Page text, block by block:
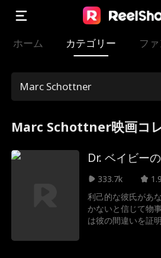
ホーム カテゴリー フ
Marc Schottner
Marc Schottner映画コ
Dr. ベイビー
333.7k
利己的な彼氏があ
かないと信じて物
は彼の間違いを証